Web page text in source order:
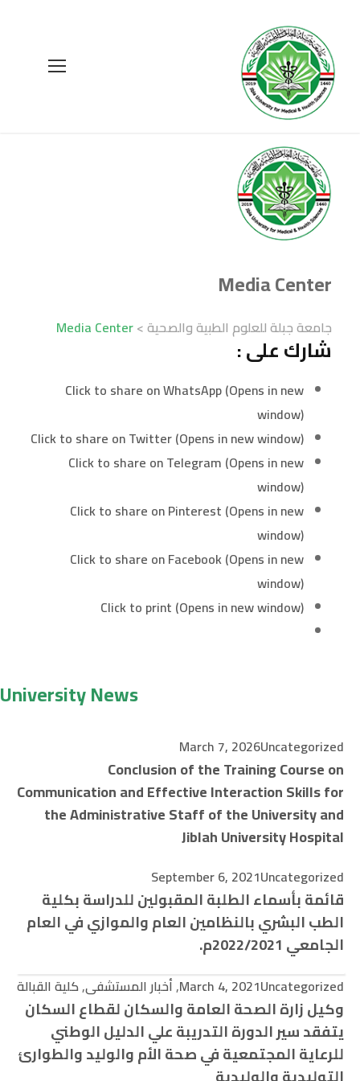
Media Center
جامعة جبلة للعلوم الطبية والصحية>
Media Center
شارك على :
Click to share on WhatsApp (Opens in new
window)
Click to share on Twitter (Opens in new window)
Click to share on Telegram (Opens in new
window)
Click to share on Pinterest (Opens in new
window)
Click to share on Facebook (Opens in new
window)
Click to print (Opens in new window)
University News
March 7, 2026Uncategorized
Conclusion of the Training Course on
Communication and Effective Interaction Skills for
the Administrative Staff of the University and
Jiblah University Hospital
September 6, 2021Uncategorized
قائمة بأسماء الطلبة المقبولين للدراسة بكلية
الطب البشري بالنظامين العام والموازي في العام
الجامعي 2022/2021م.
March 4, 2021Uncategorized
,أخبار المستشفى,كلية القبالة
وكيل زارة الصحة العامة والسكان لقطاع السكان
يتفقد سير الدورة التدريبة علي الدليل الوطني
للرعاية المجتمعية في صحة الأم والوليد والطوارئ